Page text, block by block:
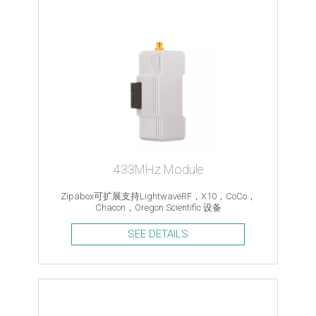
433MHz Module
Zipabox可扩展支持LightwaveRF，X10，CoCo，
Chacon，Oregon Scientific 设备
SEE DETAILS